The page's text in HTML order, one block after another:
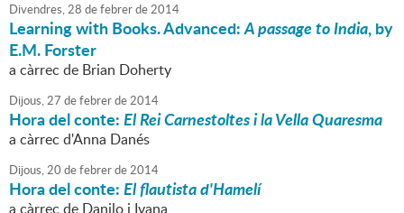
Divendres,28 defebrerde2014
Learning with Books. Advanced:A passage to India, by
E.M. Forster
a càrrec de Brian Doherty
Dijous,27 defebrerde2014
Hora del conte:El Rei Carnestoltes i la Vella Quaresma
a càrrec d'Anna Danés
Dijous,20 defebrerde2014
Hora del conte:El flautista d'Hamelí
a càrrec de Danilo i Ivana